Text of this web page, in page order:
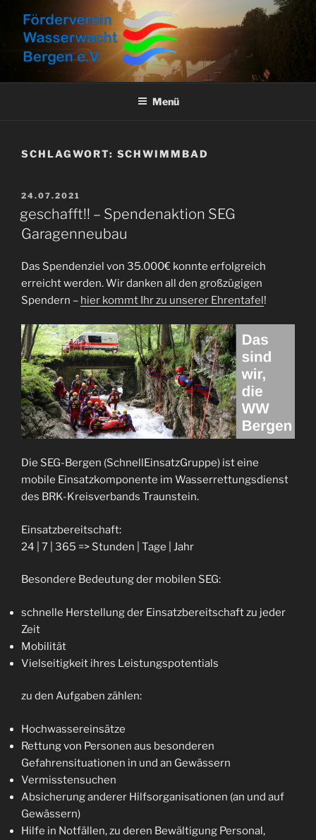
Inhalt
springen
FÖRDERVEREIN
WASSERWACHT BERGEN E.V.
Aktuelles, Aktionen und Informationen
Menü
SCHLAGWORT: SCHWIMMBAD
VERÖFFENTLICHT
24.07.2021
geschafft!! – Spendenaktion SEG
Garagenneubau
Das Spendenziel von 35.000€ konnte erfolgreich
erreicht werden. Wir danken all den großzügigen
Spendern – hier kommt Ihr zu unserer Ehrentafel!
Die SEG-Bergen (SchnellEinsatzGruppe) ist eine
mobile Einsatzkomponente im Wasserrettungsdienst
des BRK-Kreisverbands Traunstein.
Einsatzbereitschaft:
24 | 7 | 365 => Stunden | Tage | Jahr
Besondere Bedeutung der mobilen SEG:
schnelle Herstellung der Einsatzbereitschaft zu jeder
Zeit
Mobilität
Vielseitigkeit ihres Leistungspotentials
zu den Aufgaben zählen:
Hochwassereinsätze
Rettung von Personen aus besonderen
Gefahrensituationen in und an Gewässern
Vermisstensuchen
Absicherung anderer Hilfsorganisationen (an und auf
Gewässern)
Hilfe in Notfällen, zu deren Bewältigung Personal,